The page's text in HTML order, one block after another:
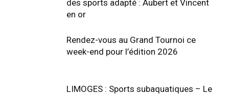
des sports adapté : Aubert et Vincent
en or
Rendez-vous au Grand Tournoi ce
week-end pour l’édition 2026
LIMOGES : Sports subaquatiques – Le